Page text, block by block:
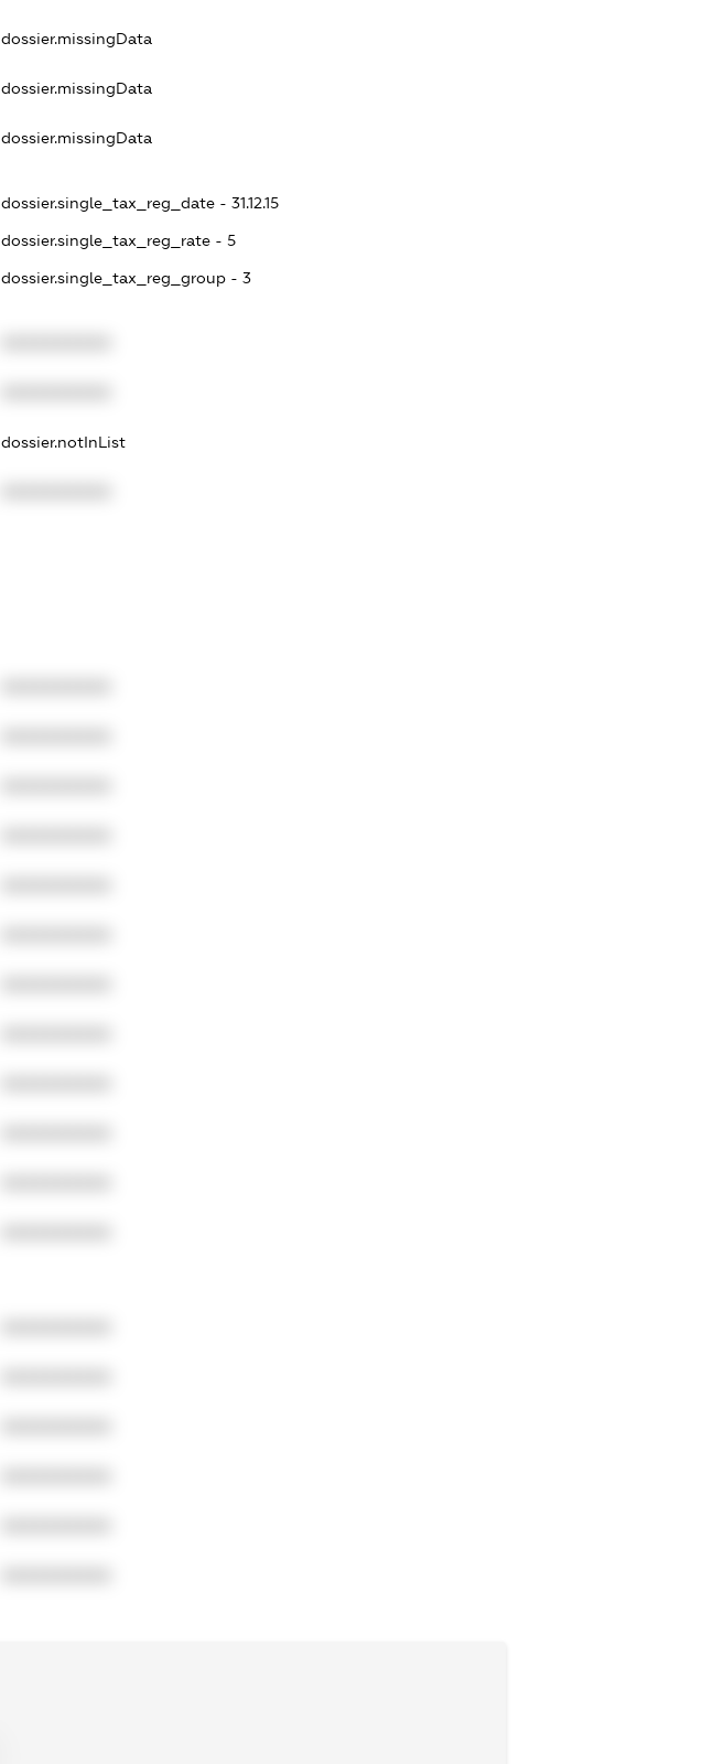
dossier.missingData
dossier.missingData
dossier.missingData
dossier.single_tax_reg_date - 31.12.15
dossier.single_tax_reg_rate - 5
dossier.single_tax_reg_group - 3
dossier.notInList